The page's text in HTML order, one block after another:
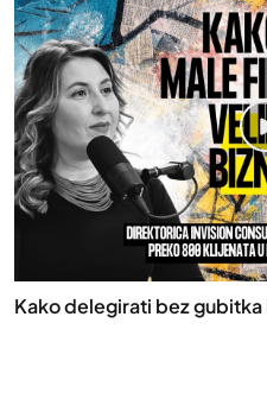
Kako delegirati bez